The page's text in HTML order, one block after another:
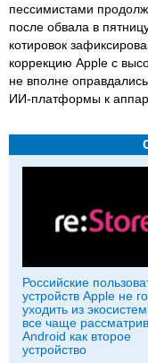
пессимистами
после обвала в
котировок
коррекцию Apple с
не вполне
ИИ-платформы к
Российские
устройств Apple не
уходить из
все чаще
Android как второе
устройство